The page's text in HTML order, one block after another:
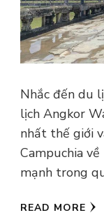
Nhắc đến du
lịch Angkor
nhất thế giới
Campuchia
mạnh trong
READ MORE